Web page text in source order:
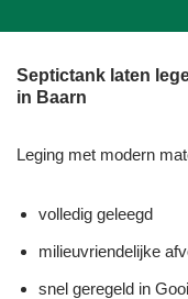
Septictank laten
in Baarn
Leging met modern
volledig geleegd
milieuvriendelijke
snel geregeld in